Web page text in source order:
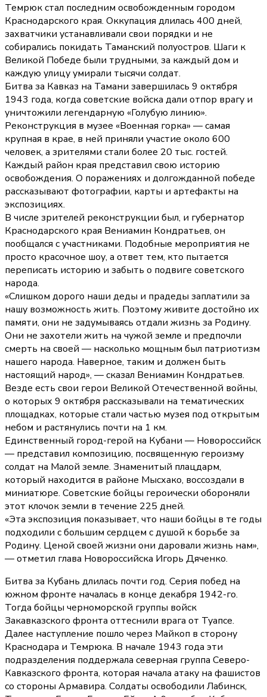
Темрюк стал последним освобожденным городом
Краснодарского края. Оккупация длилась 400 дней,
захватчики устанавливали свои порядки и не
собирались покидать Таманский полуостров. Шаги к
Великой Победе были трудными, за каждый дом и
каждую улицу умирали тысячи солдат.
Битва за Кавказ на Тамани завершилась 9 октября
1943 года, когда советские войска дали отпор врагу и
уничтожили легендарную «Голубую линию».
Реконструкция в музее «Военная горка» — самая
крупная в крае, в ней приняли участие около 600
человек, а зрителями стали более 20 тыс. гостей.
Каждый район края представил свою историю
освобождения. О поражениях и долгожданной победе
рассказывают фотографии, карты и артефакты на
экспозициях.
В числе зрителей реконструкции был, и губернатор
Краснодарского края Вениамин Кондратьев, он
пообщался с участниками. Подобные мероприятия не
просто красочное шоу, а ответ тем, кто пытается
переписать историю и забыть о подвиге советского
народа.
«Слишком дорого наши деды и прадеды заплатили за
нашу возможность жить. Поэтому живите достойно их
памяти, они не задумываясь отдали жизнь за Родину.
Они не захотели жить на чужой земле и предпочли
смерть на своей — насколько мощным был патриотизм
нашего народа. Наверное, таким и должен быть
настоящий народ», — сказал Вениамин Кондратьев.
Везде есть свои герои Великой Отечественной войны,
о которых 9 октября рассказывали на тематических
площадках, которые стали частью музея под открытым
небом и растянулись почти на 1 км.
Единственный город-герой на Кубани — Новороссийск
— представил композицию, посвященную героизму
солдат на Малой земле. Знаменитый плацдарм,
который находится в районе Мысхако, воссоздали в
миниатюре. Советские бойцы героически обороняли
этот клочок земли в течение 225 дней.
«Эта экспозиция показывает, что наши бойцы в те годы
подходили с большим сердцем с душой к борьбе за
Родину. Ценой своей жизни они даровали жизнь нам»,
— отметил глава Новороссийска Игорь Дяченко.
Битва за Кубань длилась почти год. Серия побед на
южном фронте началась в конце декабря 1942-го.
Тогда бойцы черноморской группы войск
Закавказского фронта оттеснили врага от Туапсе.
Далее наступление пошло через Майкоп в сторону
Краснодара и Темрюка. В начале 1943 года эти
подразделения поддержала северная группа Северо-
Кавказского фронта, которая начала атаку на фашистов
со стороны Армавира. Солдаты освободили Лабинск,